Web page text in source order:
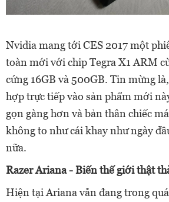
Nvidia mang tới CES 2017 một
toàn mới với chip Tegra X1 ARM
cứng 16GB và 500GB. Tin mừng
hợp trực tiếp vào sản phẩm mới
gọn gàng hơn và bản thân chiếc
không to như cái khay như ngày
nữa.
Razer Ariana - Biến thế giới thật
Hiện tại Ariana vẫn đang trong